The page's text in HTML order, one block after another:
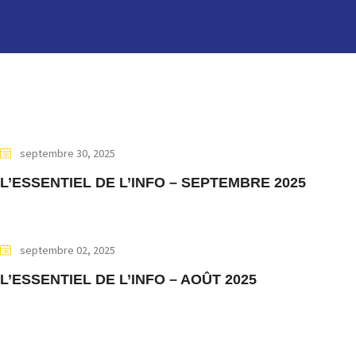
septembre 30, 2025
L’ESSENTIEL DE L’INFO – SEPTEMBRE 2025
septembre 02, 2025
L’ESSENTIEL DE L’INFO – AOÛT 2025